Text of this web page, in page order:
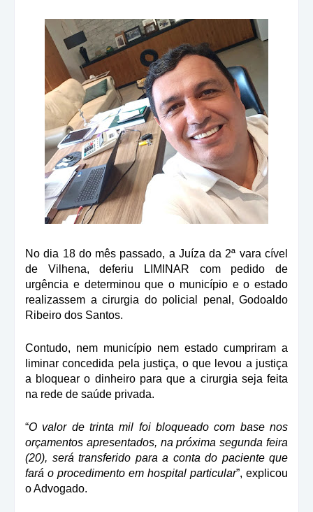
No dia 18 do mês passado, a Juíza da 2ª vara cível
de Vilhena, deferiu LIMINAR com pedido de
urgência e determinou que o município e o estado
realizassem a cirurgia do policial penal, Godoaldo
Ribeiro dos Santos.
Contudo, nem município nem estado cumpriram a
liminar concedida pela justiça, o que levou a justiça
a bloquear o dinheiro para que a cirurgia seja feita
na rede de saúde privada.
“O valor de trinta mil foi bloqueado com base nos
orçamentos apresentados, na próxima segunda feira
(20), será transferido para a conta do paciente que
fará o procedimento em hospital particular”, explicou
o Advogado.